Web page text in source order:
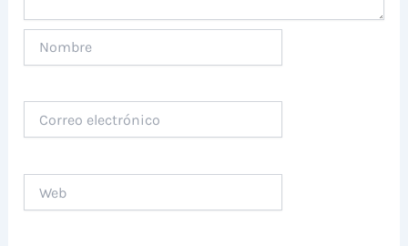
electrónico